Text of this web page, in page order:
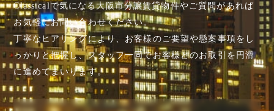
Classicalで気になる大阪市分譲賃貸物件やご質問があれば
お気軽にお問い合わせください。
丁寧なヒアリングにより、お客様のご要望や懸案事項を し
っかりと把握し、スタッフ一同でお客様とのお取引を円滑
に進めてまいります。